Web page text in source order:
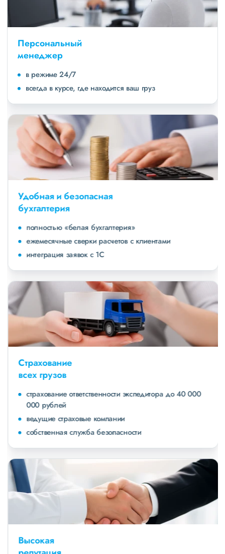
Персональный
менеджер
в режиме 24/7
всегда в курсе, где находится ваш груз
Удобная и безопасная
бухгалтерия
полностью «белая бухгалтерия»
ежемесячные сверки расчетов с клиентами
интеграция заявок с 1С
Страхование
всех грузов
страхование ответственности экспедитора до 40 000
000 рублей
ведущие страховые компании
собственная служба безопасности
Высокая